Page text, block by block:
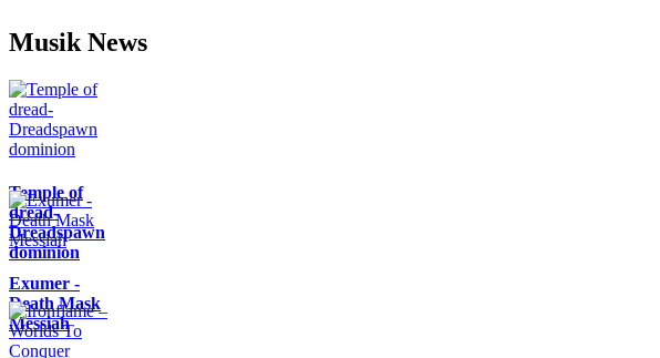
Musik News
Temple of
dread-
Dreadspawn
dominion
Exumer -
Death Mask
Messiah